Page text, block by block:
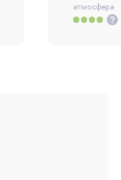
атмосфера